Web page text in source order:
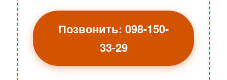
Позвонить: 098-150-
33-29